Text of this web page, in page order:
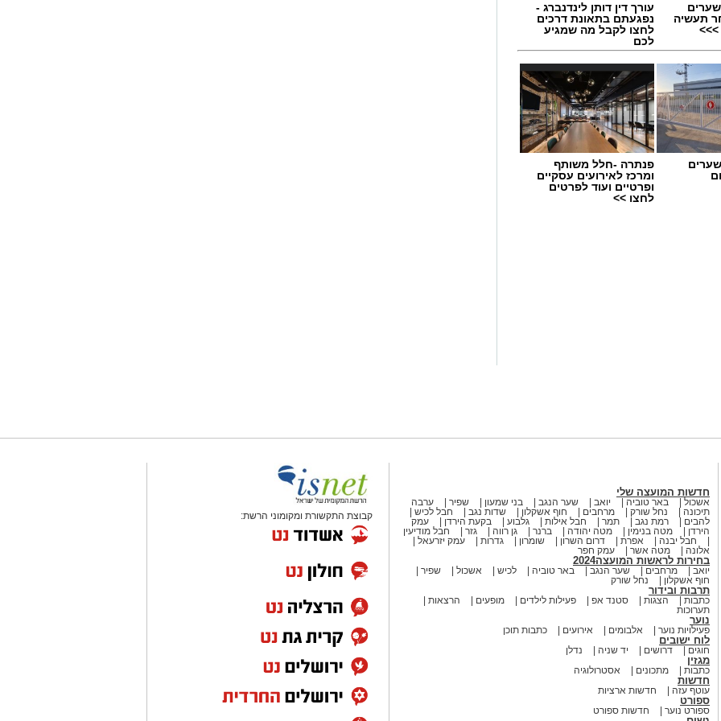
כי אוכלוסיית המבוגרים אכן נתפסת
נתפסת פחות כנטל על החברה
של מבוגרים שהם נתפסים כ"נטל"
מגורמי מערכת הבריאות – חלקם
הרפואי העדיף לשוחח עם בני משפחה
אליהם כ"פחות חכמים" בגלל
לבד וקשר פחות תדיר עם קרובי
ד"ר אלה קון-שורץ, חברת סגל
הציבור באוניברסיטת בן גוריון
לבין אוכלוסיית המבוגרים.
קריטית, יש לשמור על קשרים עם בני
מבוגרים – יש להם השפעה חיובית
לזכור כי בידיהם היכולת להשפיע
אליהם ברצינות ובכבוד בעת מתן
הסגר הראשון, מאמצע מרץ ועד תחילת מאי 2020. המחקר נעשה בשיתוף פעולה
שערים
תעשיה
>>>
עורך דין דותן לינדנברג -
נפגעתם בתאונת דרכים
לחצו לקבל מה שמגיע
לכם
פנתרה -חלל משותף
ומרכז לאירועים עסקיים
ופרטיים ועוד לפרטים
לחצו >>
חדשות המועצה שלי
אשכול באר טוביה יואב שער הנגב בני שמעון שפיר
ערבה
תיכונה
נחל שורק מרחבים חוף אשקלון שדות נגב
חבל לכיש
להבים
רמת נגב תמר חבל אילות גלבוע בקעת הירדן
עמק
הירדן
מטה בנימין מטה יהודה ברנר גן רווה גזר
חבל מודיעין
חבל יבנה
אפרת דרום השרון שומרון גדרות
עמק יזרעאל
אלונה
מטה אשר עמק חפר
בחירות לראשות המועצה2024
יואב מרחבים שער הנגב באר טוביה לכיש אשכול
שפיר
חוף אשקלון
נחל שורק
תרבות ובידור
כתבות הצגות סטנד אפ פעילות לילדים מופעים
הרצאות
תערוכות
נוער
פעילויות נוער אלבומים אירועים כתבות תוכן
לוח ישובים
חוגים דרושים יד שניה נדלן
מגזין
כתבות מתכונים אסטרולוגיה
חדשות
עוטף עזה חדשות ארציות
ספורט
ספורט נוער חדשות ספורט
קבוצת התקשורת ומקומוני הרשת: